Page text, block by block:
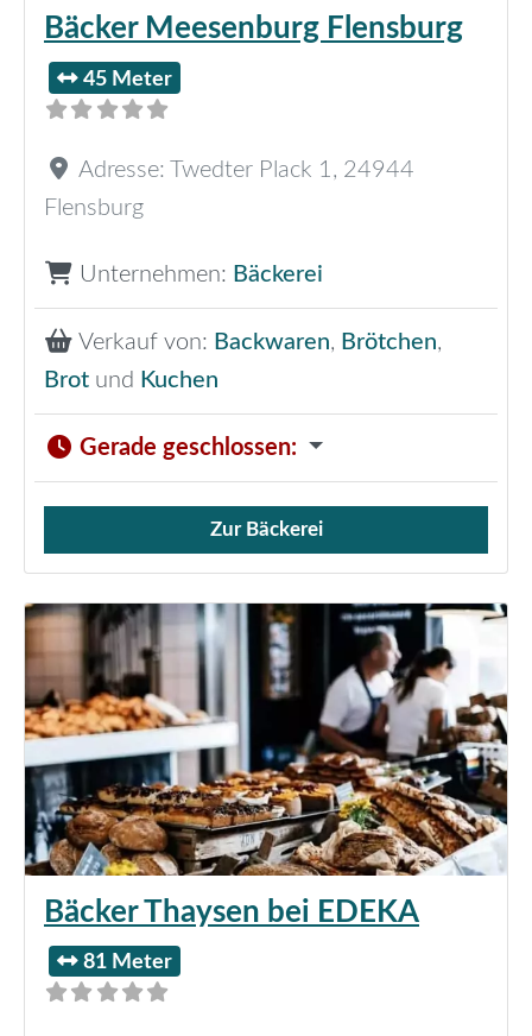
Bäcker Meesenburg Flensburg
45 Meter
Adresse: Twedter Plack 1, 24944
Flensburg
Unternehmen: Bäckerei
Verkauf von: Backwaren, Brötchen,
Brot und Kuchen
Gerade geschlossen:
Verkauf von Brötchen,
Zur Bäckerei
Bäcker Thaysen bei EDEKA
81 Meter